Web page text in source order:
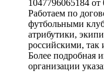
1047796065184 от
Работаем по
футбольными
атрибутики,
российскими,
Более подробная
организации